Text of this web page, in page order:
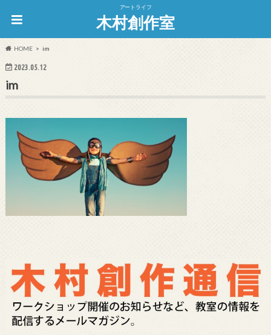
アートライフ
木村創作室
HOME im
2023.05.12
im